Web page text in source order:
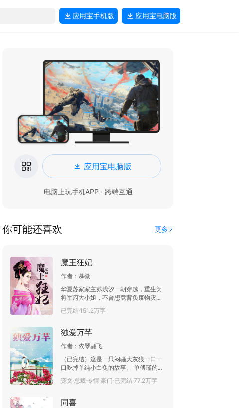
应用宝手机版 应用宝电脑版
应用宝电脑版
电脑上玩手机APP · 跨端互通
你可能还喜欢 更多
魔王狂妃
作者： 慕微
华夏苏家家主苏浅汐一朝穿越，重生为
将军府大小姐，不曾想竟背负废物灾星
之骂名！未婚夫被抢，妹妹下毒陷害，
人人轻贱。当将军府小姐变为世家家
她，一切又会发生怎样的变化？且看她
已完结·151.2万字
独爱万芊
作者： 依琴翩飞
（已完结）这是一只闷骚大灰狼一口一
口吃掉单纯小白兔的故事。 单傅瑾的视
线在万芊果冻般的唇上凝视了许久，突
然开腔，“我给你一万，吻我。” 万芊怔
神经病的眼尾余光。 她是那种见钱眼开
宠文·总裁·专情·豪门·已完结·77.2万字
同喜